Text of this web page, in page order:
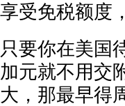
享受免税额度
只要你在美国
加元就不用交
大，那最早得